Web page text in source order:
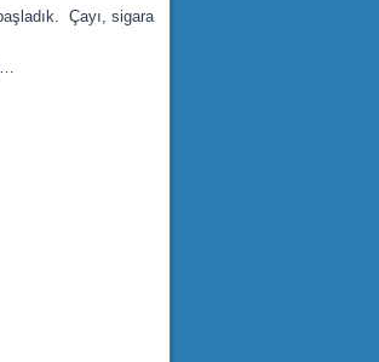
Çayı, sigara